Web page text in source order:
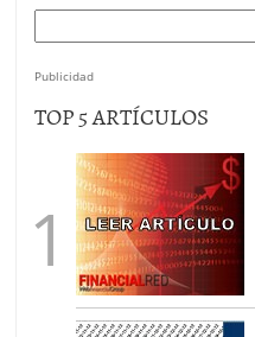
Publicidad
TOP 5 ARTÍCULOS